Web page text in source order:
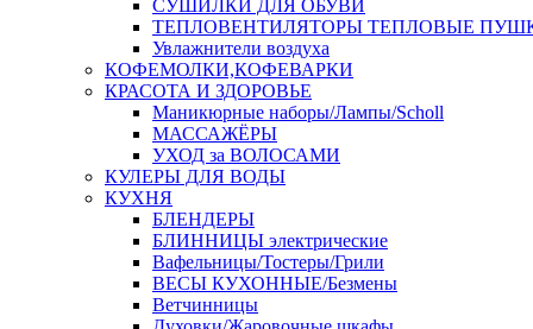
СУШИЛКИ ДЛЯ ОБУВИ
ТЕПЛОВЕНТИЛЯТОРЫ ТЕПЛОВЫЕ
Увлажнители воздуха
КОФЕМОЛКИ,КОФЕВАРКИ
КРАСОТА И ЗДОРОВЬЕ
Маникюрные наборы/Лампы/Scholl
МАССАЖЁРЫ
УХОД за ВОЛОСАМИ
КУЛЕРЫ ДЛЯ ВОДЫ
КУХНЯ
БЛЕНДЕРЫ
БЛИННИЦЫ электрические
Вафельницы/Тостеры/Грили
ВЕСЫ КУХОННЫЕ/Безмены
Ветчинницы